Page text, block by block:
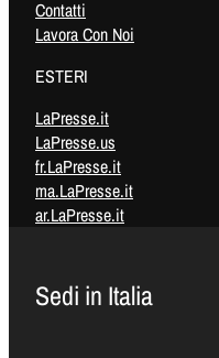
Contatti
Lavora Con Noi
ESTERI
LaPresse.it
LaPresse.us
fr.LaPresse.it
ma.LaPresse.it
ar.LaPresse.it
Sedi in Italia